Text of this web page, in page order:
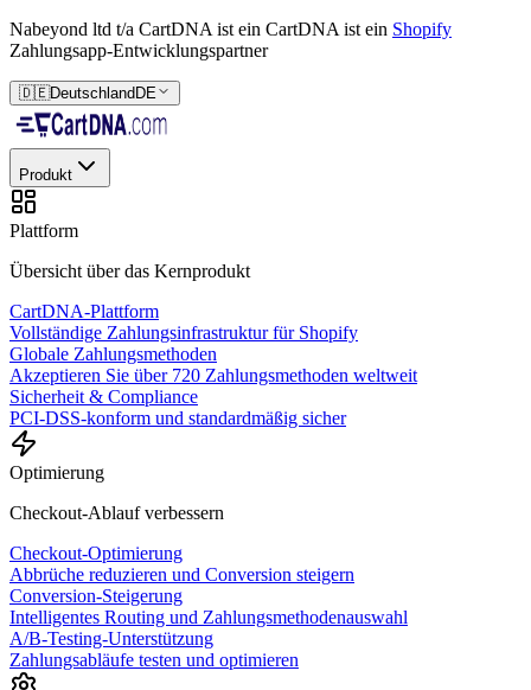
Nabeyond ltd t/a CartDNA ist ein CartDNA ist ein Shopify
Zahlungsapp-Entwicklungspartner
🇩🇪Deutschland DE
Produkt
Plattform
Übersicht über das Kernprodukt
CartDNA-Plattform
Vollständige Zahlungsinfrastruktur für Shopify
Globale Zahlungsmethoden
Akzeptieren Sie über 720 Zahlungsmethoden weltweit
Sicherheit & Compliance
PCI-DSS-konform und standardmäßig sicher
Optimierung
Checkout-Ablauf verbessern
Checkout-Optimierung
Abbrüche reduzieren und Conversion steigern
Conversion-Steigerung
Intelligentes Routing und Zahlungsmethodenauswahl
A/B-Testing-Unterstützung
Zahlungsabläufe testen und optimieren